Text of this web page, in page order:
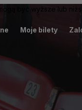
być wyższe lub
Moje bilety